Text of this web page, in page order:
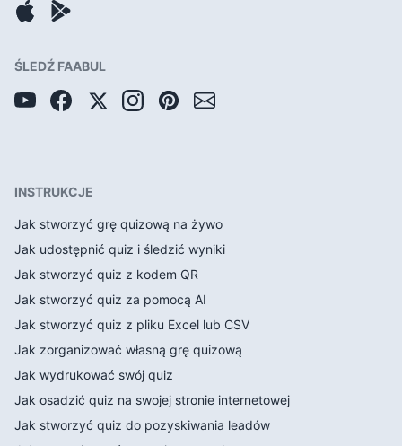
ŚLEDŹ FAABUL
INSTRUKCJE
Jak stworzyć grę quizową na żywo
Jak udostępnić quiz i śledzić wyniki
Jak stworzyć quiz z kodem QR
Jak stworzyć quiz za pomocą AI
Jak stworzyć quiz z pliku Excel lub CSV
Jak zorganizować własną grę quizową
Jak wydrukować swój quiz
Jak osadzić quiz na swojej stronie internetowej
Jak stworzyć quiz do pozyskiwania leadów